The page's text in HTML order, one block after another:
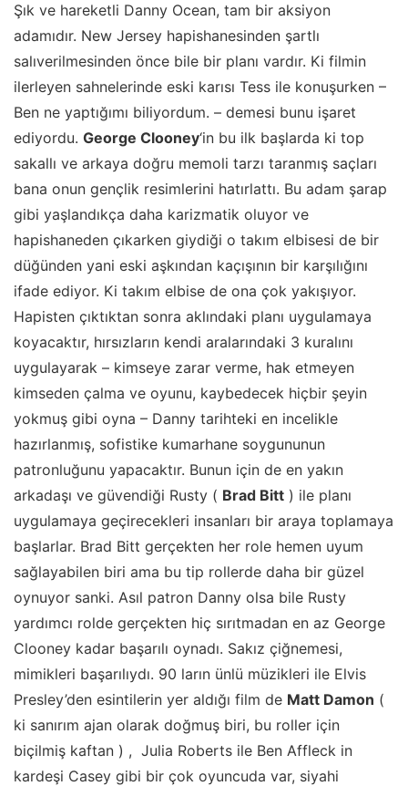
Şık ve hareketli Danny Ocean, tam bir aksiyon
adamıdır. New Jersey hapishanesinden şartlı
salıverilmesinden önce bile bir planı vardır. Ki filmin
ilerleyen sahnelerinde eski karısı Tess ile konuşurken –
Ben ne yaptığımı biliyordum. – demesi bunu işaret
ediyordu. George Clooney‘in bu ilk başlarda ki top
sakallı ve arkaya doğru memoli tarzı taranmış saçları
bana onun gençlik resimlerini hatırlattı. Bu adam şarap
gibi yaşlandıkça daha karizmatik oluyor ve
hapishaneden çıkarken giydiği o takım elbisesi de bir
düğünden yani eski aşkından kaçışının bir karşılığını
ifade ediyor. Ki takım elbise de ona çok yakışıyor.
Hapisten çıktıktan sonra aklındaki planı uygulamaya
koyacaktır, hırsızların kendi aralarındaki 3 kuralını
uygulayarak – kimseye zarar verme, hak etmeyen
kimseden çalma ve oyunu, kaybedecek hiçbir şeyin
yokmuş gibi oyna – Danny tarihteki en incelikle
hazırlanmış, sofistike kumarhane soygununun
patronluğunu yapacaktır. Bunun için de en yakın
arkadaşı ve güvendiği Rusty ( Brad Bitt ) ile planı
uygulamaya geçirecekleri insanları bir araya toplamaya
başlarlar. Brad Bitt gerçekten her role hemen uyum
sağlayabilen biri ama bu tip rollerde daha bir güzel
oynuyor sanki. Asıl patron Danny olsa bile Rusty
yardımcı rolde gerçekten hiç sırıtmadan en az George
Clooney kadar başarılı oynadı. Sakız çiğnemesi,
mimikleri başarılıydı. 90 ların ünlü müzikleri ile Elvis
Presley’den esintilerin yer aldığı film de Matt Damon (
ki sanırım ajan olarak doğmuş biri, bu roller için
biçilmiş kaftan ) , Julia Roberts ile Ben Affleck in
kardeşi Casey gibi bir çok oyuncuda var, siyahi